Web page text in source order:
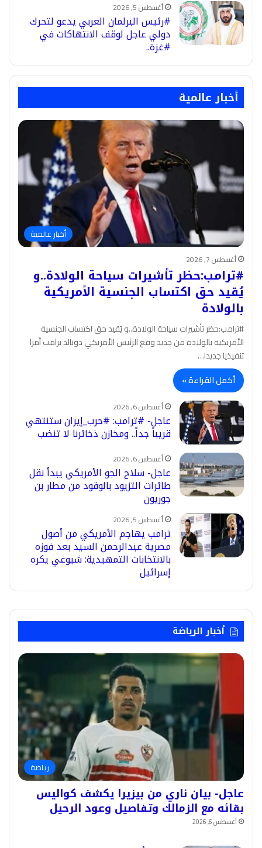
أغسطس 5, 2026
#رئيس البرلمان العربي يدعو لتحرك
دولي عاجل لوقف الانتهاكات في
#غزة..
أخبار عالمية
أخبار عالمية
أغسطس 7, 2026
#ترامب:حظر تأشيرات سياحة الولادة..و
يُقيد حق اكتساب الجنسية الأمريكية
بالولادة
#ترامب:حظر تأشيرات سياحة الولادة..و يُقيد حق اكتساب الجنسية
الأمريكية بالولادة من جديد وقع الرئيس الأمريكي دونالد ترامب أمرا
تنفيذيا جديدا…
أكمل القراءة »
أغسطس 6, 2026
عاجل- #ترامب: #حرب_إيران ستنتهي
قريباً جداً.. ومخازن ذخائرنا لا تنضب
أغسطس 6, 2026
عاجل- سلاح الجو الأمريكي يبدأ نقل
طائرات التزيود بالوقود من مطار بن
جوريون
أغسطس 5, 2026
ترامب يهاجم الأمريكي من أصول
مصرية عبدالرحمن السيد بعد فوزه
بالانتخابات التمهيدية: شيوعي يكره
إسرائيل
أخبار الرياضة
رياضة
عاجل- بيان ناري من بيزيرا يكشف كواليس
بقائه مع الزمالك وتفاصيل وعود الرحيل
أغسطس 6, 2026